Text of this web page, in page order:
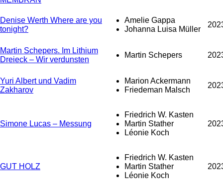
Denise Werth Where are you
tonight?
Amelie Gappa
Johanna Luisa Müller
Martin Schepers. Im Lithium
Dreieck – Wir verdunsten
Martin Schepers
Yuri Albert und Vadim
Zakharov
Marion Ackermann
Friedeman Malsch
Simone Lucas – Messung
Friedrich W. Kasten
Martin Stather
Léonie Koch
GUT HOLZ
Friedrich W. Kasten
Martin Stather
Léonie Koch